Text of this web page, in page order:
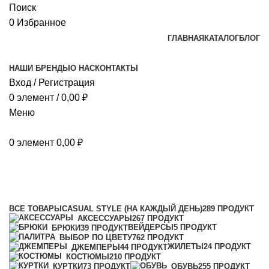
Поиск
0 Избранное
ГЛАВНАЯ КАТАЛОГБЛОГ
НАШИ БРЕНДЫ О НАСКОНТАКТЫ
Вход / Регистрация
0 элемент / 0,00 ₽
Меню
0 элемент 0,00 ₽
ВСЕ ТОВАРЫ CASUAL STYLE (НА КАЖДЫЙ ДЕНЬ)289 ПРОДУКТ
АКСЕССУАРЫ267 ПРОДУКТ
БРЮКИ39 ПРОДУКТВЕЙДЕРСЫ 5 ПРОДУКТ
ВЫБОР ПО ЦВЕТУ762 ПРОДУКТ
ДЖЕМПЕРЫ44 ПРОДУКТЖИЛЕТЫ 24 ПРОДУКТ
КОСТЮМЫ210 ПРОДУКТ
КУРТКИ73 ПРОДУКТ ОБУВЬ255 ПРОДУКТ